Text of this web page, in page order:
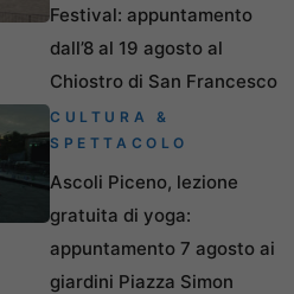
Festival: appuntamento
dall’8 al 19 agosto al
Chiostro di San Francesco
CULTURA &
SPETTACOLO
Ascoli Piceno, lezione
gratuita di yoga:
appuntamento 7 agosto ai
giardini Piazza Simon